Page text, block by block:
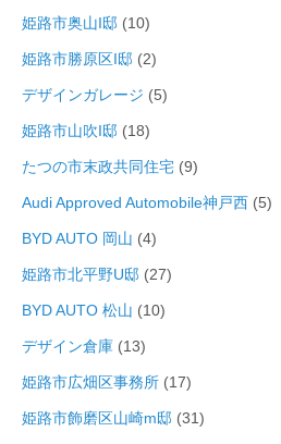
姫路市奥山I邸 (10)
姫路市勝原区I邸 (2)
デザインガレージ (5)
姫路市山吹I邸 (18)
たつの市末政共同住宅 (9)
Audi Approved Automobile神戸西 (5)
BYD AUTO 岡山 (4)
姫路市北平野U邸 (27)
BYD AUTO 松山 (10)
デザイン倉庫 (13)
姫路市広畑区事務所 (17)
姫路市飾磨区山崎m邸 (31)